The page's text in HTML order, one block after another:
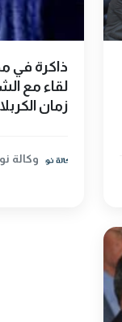
ذاكرة في
لقاء مع
زمان
وكالة